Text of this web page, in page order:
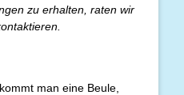
zu erhalten, raten wir
man eine Beule,